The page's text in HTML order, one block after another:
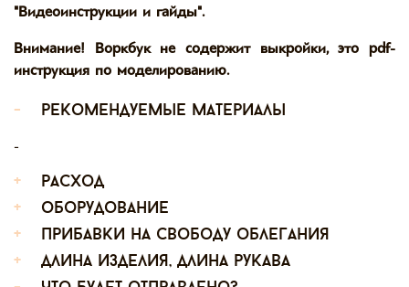
"Видеоинструкции и гайды".
Внимание! Воркбук не содержит выкройки, это pdf-
инструкция по моделированию.
-
рекомендуемые материалы
-
+
расход
+
оборудование
+
прибавки на свободу облегания
+
длина изделия, длина рукава